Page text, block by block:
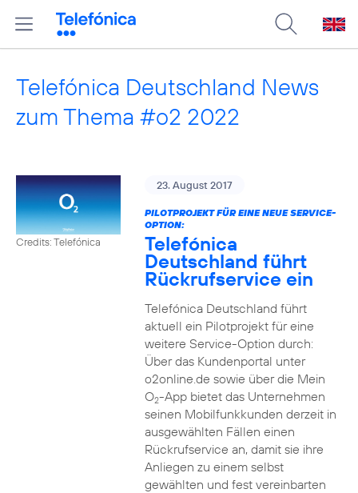
Telefónica Deutschland News
zum Thema #o2 2022
Credits: Telefónica
23. August 2017
PILOTPROJEKT FÜR EINE NEUE SERVICE-
OPTION:
Telefónica
Deutschland führt
Rückrufservice ein
Telefónica Deutschland führt
aktuell ein Pilotprojekt für eine
weitere Service-Option durch:
Über das Kundenportal unter
o2online.de sowie über die Mein
O2-App bietet das Unternehmen
seinen Mobilfunkkunden derzeit in
ausgewählten Fällen einen
Rückrufservice an, damit sie ihre
Anliegen zu einem selbst
gewählten und fest vereinbarten